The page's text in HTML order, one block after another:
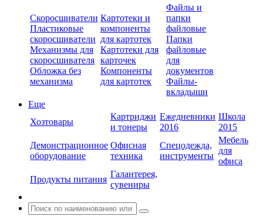
Скоросшиватели
Пластиковые
скоросшиватели
Механизмы для
скоросшивателя
Обложка без
механизма
Картотеки и
компоненты
для картотек
Картотеки для
карточек
Компоненты
для картотек
Файлы и
папки
файловые
Папки
файловые
для
документов
Файлы-
вкладыши
Еще
Хозтовары
Картриджи
и тонеры
Ежедневники
2016
Школа
2015
Демонстрационное
оборудование
Офисная
техника
Спецодежда,
инструменты
Мебель
для
офиса
Продукты питания
Галантерея,
сувениры